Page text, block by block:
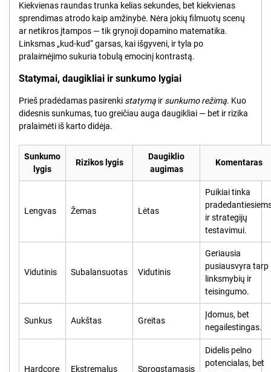
Kiekvienas raundas trunka kelias sekundes, bet kiekvienas
sprendimas atrodo kaip amžinybė. Nėra jokių filmuotų scenų
ar netikros įtampos — tik grynoji dopamino matematika.
Linksmas „kud-kud“ garsas, kai išgyveni, ir tyla po
pralaimėjimo sukuria tobulą emocinį kontrastą.
Statymai, daugikliai ir sunkumo lygiai
Prieš pradėdamas pasirenki statymą ir sunkumo režimą. Kuo
didesnis sunkumas, tuo greičiau auga daugikliai — bet ir rizika
pralaimėti iš karto didėja.
Sunkumo
lygis
Rizikos lygis
Daugiklio
augimas
Komentaras
Lengvas Žemas Lėtas
Puikiai tinka
ir strategijų
testavimui.
Vidutinis Subalansuotas Vidutinis
Geriausia
pusiausvyra tarp
linksmybių ir
teisingumo.
Sunkus Aukštas Greitas
Įdomus, bet
negailestingas.
Hardcore Ekstremalus Sprogstamasis
Didelis pelno
potencialas, bet